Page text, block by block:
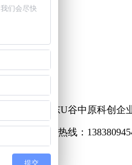
化工路联东U谷中原科创企
售后热线：
提交